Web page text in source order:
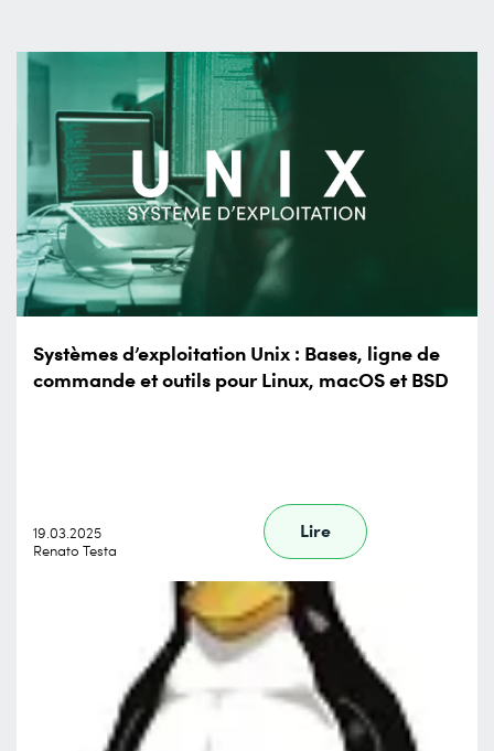
Systèmes d’exploitation Unix : Bases, ligne de
commande et outils pour Linux, macOS et BSD
19.03.2025
Renato Testa
Lire